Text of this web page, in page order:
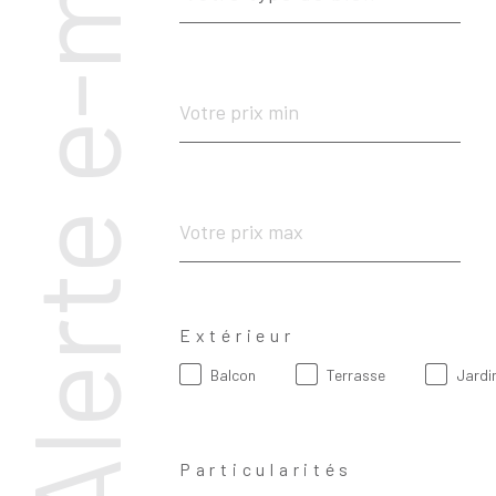
Alerte e-mail min
max
Extérieur
Balcon Terrasse
Particularités